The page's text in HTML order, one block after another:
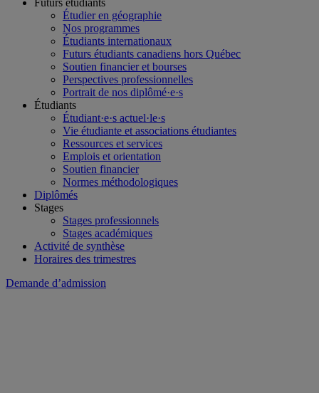
Futurs étudiants
Étudier en géographie
Nos programmes
Étudiants internationaux
Futurs étudiants canadiens hors Québec
Soutien financier et bourses
Perspectives professionnelles
Portrait de nos diplômé·e·s
Étudiants
Étudiant·e·s actuel·le·s
Vie étudiante et associations étudiantes
Ressources et services
Emplois et orientation
Soutien financier
Normes méthodologiques
Diplômés
Stages
Stages professionnels
Stages académiques
Activité de synthèse
Horaires des trimestres
Demande d’admission